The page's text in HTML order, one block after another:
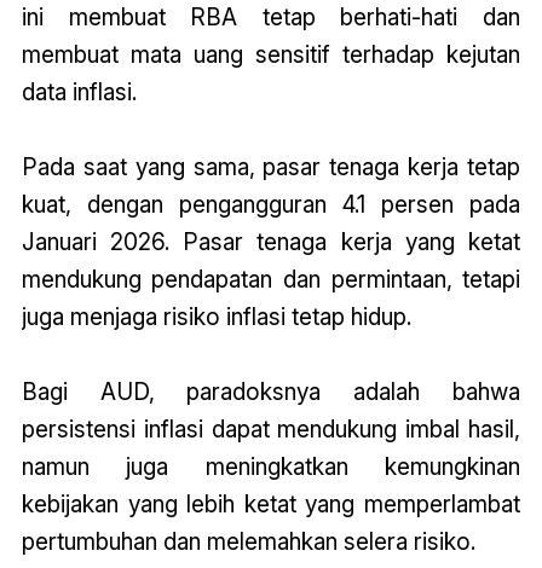
ini membuat RBA tetap berhati-hati dan
membuat mata uang sensitif terhadap kejutan
data inflasi.
Pada saat yang sama, pasar tenaga kerja tetap
kuat, dengan pengangguran 4.1 persen pada
Januari 2026. Pasar tenaga kerja yang ketat
mendukung pendapatan dan permintaan, tetapi
juga menjaga risiko inflasi tetap hidup.
Bagi AUD, paradoksnya adalah bahwa
persistensi inflasi dapat mendukung imbal hasil,
namun juga meningkatkan kemungkinan
kebijakan yang lebih ketat yang memperlambat
pertumbuhan dan melemahkan selera risiko.